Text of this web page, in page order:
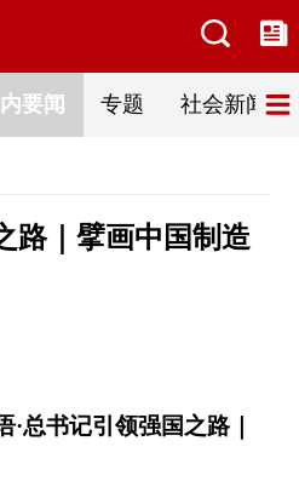
要闻 专题 社会新闻
路｜擘画中国制造
·总书记引领强国之路｜